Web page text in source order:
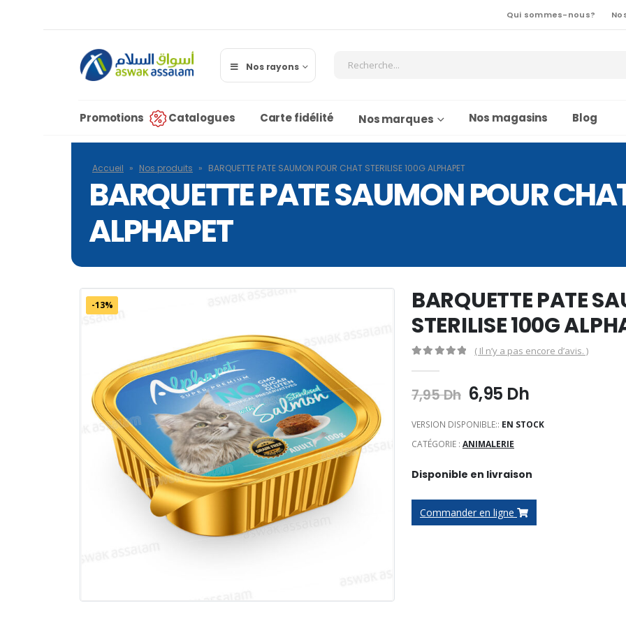
Qui sommes-nous?
Nos rayons
Promotions Catalogues Carte fidélité Nos marques Nos magasins Blog
Accueil » Nos produits » BARQUETTE PATE SAUMON POUR CHAT STERILISE 100G ALPHAPET
BARQUETTE PATE SAUMON POUR
ALPHAPET
-13%
BARQUETTE PATE
STERILISE 100G
( Il n’y a pas encore d’avis. )
7,95Dh Le
initial
était :
6,95 DhLe
actuel
VERSION DISPONIBLE:: EN STOCK
CATÉGORIE : ANIMALERIE
Disponible en livraison
Commander en ligne